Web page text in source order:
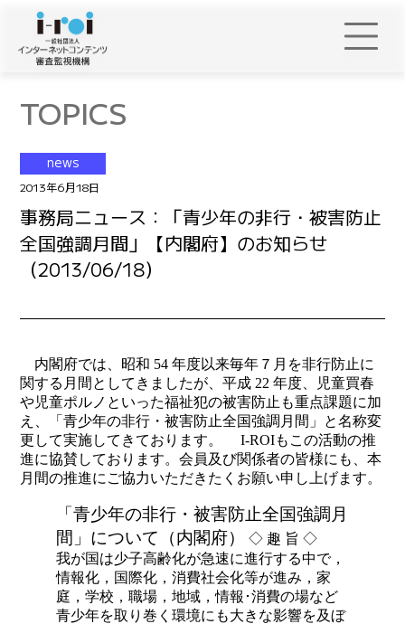
TOPICS
news
2013年6月18日
事務局ニュース：「青少年の非行・被害防止
全国強調月間」【内閣府】のお知らせ
（2013/06/18）
内閣府では、昭和 54 年度以来毎年７月を非行防止に
関する月間としてきましたが、平成 22 年度、児童買春
や児童ポルノといった福祉犯の被害防止も重点課題に加
え、「青少年の非行・被害防止全国強調月間」と名称変
更して実施してきております。 I-ROIもこの活動の推
進に協賛しております。会員及び関係者の皆様にも、本
月間の推進にご協力いただきたくお願い申し上げます。
「青少年の非行・被害防止全国強調月
間」について（内閣府）
◇ 趣 旨 ◇
我が国は少子高齢化が急速に進行する中で，
情報化，国際化，消費社会化等が進み，家
庭，学校，職場，地域，情報･消費の場など
青少年を取り巻く環境にも大きな影響を及ぼ